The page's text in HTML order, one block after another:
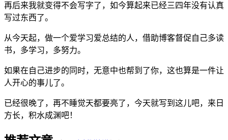
再后来我就变得不会写字了，如今算起来已经三四年没有认真
写过东西了。
从今天起，做一个爱学习爱总结的人，借助博客督促自己多读
书，多学习，多努力。
如果在自己进步的同时，无意中也帮到了你，这也算是一件让
人开心的事儿了。
已经很晚了，再不睡觉天都要亮了，今天就写到这儿吧，来日
方长，积水成渊吧！